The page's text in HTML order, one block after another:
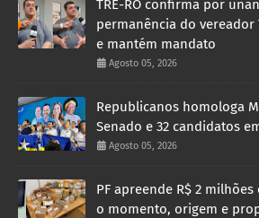
TRE-RO confirma por
permanência do vereador
e mantém mandato
Agosto 05, 2026
Republicanos homologa
Senado e 32 candidatos
Agosto 05, 2026
PF apreende R$ 2
o momento, origem e